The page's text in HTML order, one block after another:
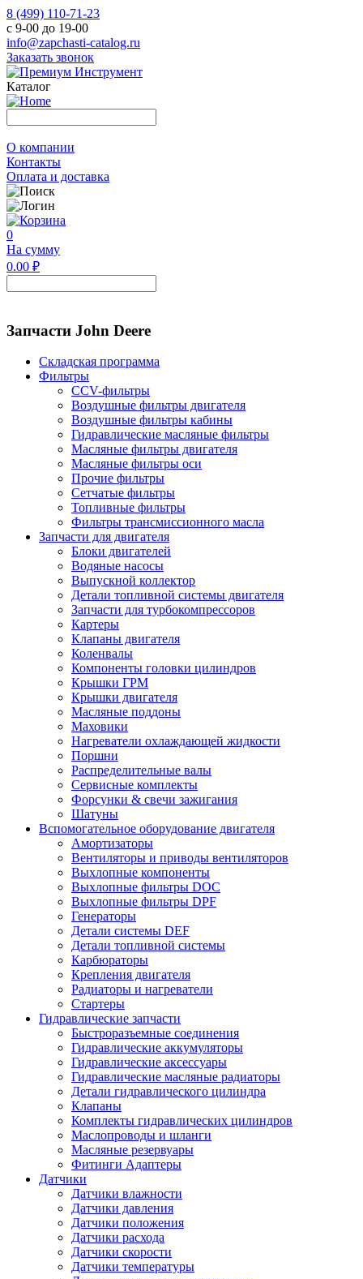
8 (499) 110-71-23
с 9-00 до 19-00
info@zapchasti-catalog.ru
Заказать звонок
Каталог
О компании
Контакты
Оплата и доставка
0
На сумму
0.00 ₽
Запчасти John Deere
Складская программа
Фильтры
CCV-фильтры
Воздушные фильтры двигателя
Воздушные фильтры кабины
Гидравлические масляные фильтры
Масляные фильтры двигателя
Масляные фильтры оси
Прочие фильтры
Сетчатые фильтры
Топливные фильтры
Фильтры трансмиссионного масла
Запчасти для двигателя
Блоки двигателей
Водяные насосы
Выпускной коллектор
Детали топливной системы двигателя
Запчасти для турбокомпрессоров
Картеры
Клапаны двигателя
Коленвалы
Компоненты головки цилиндров
Крышки ГРМ
Крышки двигателя
Масляные поддоны
Маховики
Нагреватели охлаждающей жидкости
Поршни
Распределительные валы
Сервисные комплекты
Форсунки & свечи зажигания
Шатуны
Вспомогательное оборудование двигателя
Амортизаторы
Вентиляторы и приводы вентиляторов
Выхлопные компоненты
Выхлопные фильтры DOC
Выхлопные фильтры DPF
Генераторы
Детали системы DEF
Детали топливной системы
Карбюраторы
Крепления двигателя
Радиаторы и нагреватели
Стартеры
Гидравлические запчасти
Быстроразъемные соединения
Гидравлические аккумуляторы
Гидравлические аксессуары
Гидравлические масляные радиаторы
Детали гидравлического цилиндра
Клапаны
Комплекты гидравлических цилиндров
Маслопроводы и шланги
Масляные резервуары
Фитинги Адаптеры
Датчики
Датчики влажности
Датчики давления
Датчики положения
Датчики расхода
Датчики скорости
Датчики температуры